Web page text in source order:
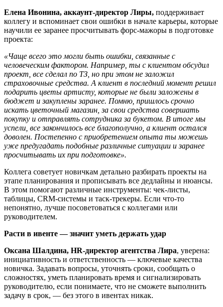
Елена Ивонина, аккаунт-директор Лиры, поддерживает
коллегу и вспоминает свои ошибки в начале карьеры, которые
научили ее заранее просчитывать форс-мажоры в подготовке
проекта:
«Чаще всего это могли быть ошибки, связанные с
человеческим фактором. Например, ты с клиентом обсудил
проект, все сделал по ТЗ, но при этом не заложил
страховочные средства. А клиент в последний момент решил
подарить цветы артисту, которые не были заложены в
бюджет и закуплены заранее. Помню, пришлось срочно
искать цветочный магазин, за свои средства совершать
покупку и отправлять сотрудника за букетом. В итоге мы
успели, все закончилось все благополучно, а клиент остался
доволен. Постепенно с приобретением опыта ты можешь
уже предугадать подобные различные ситуации и заранее
просчитывать их при подготовке».
Коллега советует новичкам детально разбирать проекты на
этапе планирования и прописывать все дедлайны и нюансы.
В этом помогают различные инструменты: чек-листы,
таблицы, CRM-системы и таск-трекеры. Если что-то
непонятно, лучше посоветоваться с коллегами или
руководителем.
Расти в ивенте — значит уметь держать удар
Оксана Шалдина, HR-директор агентства Лира, уверена:
инициативность и ответственность — ключевые качества
новичка. Задавать вопросы, уточнять сроки, сообщать о
сложностях, уметь планировать время и сигнализировать
руководителю, если понимаете, что не сможете выполнить
задачу в срок, — без этого в ивентах никак.